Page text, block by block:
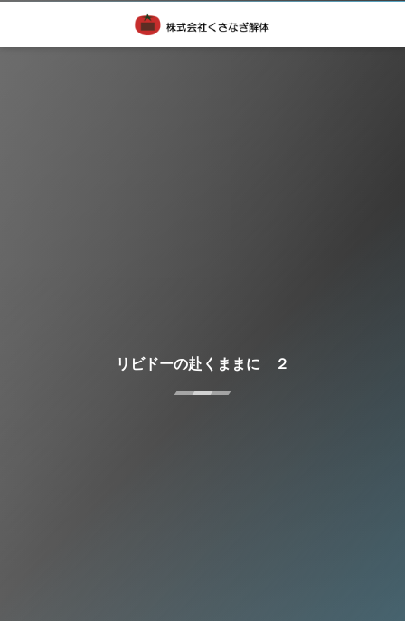
リビドーの赴くままに ２